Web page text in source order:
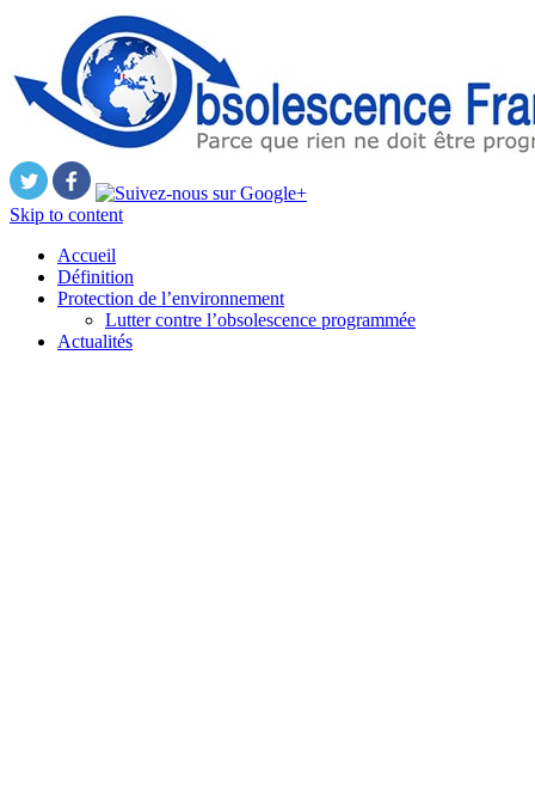
Skip to content
Accueil
Définition
Protection de l’environnement
Lutter contre l’obsolescence programmée
Actualités